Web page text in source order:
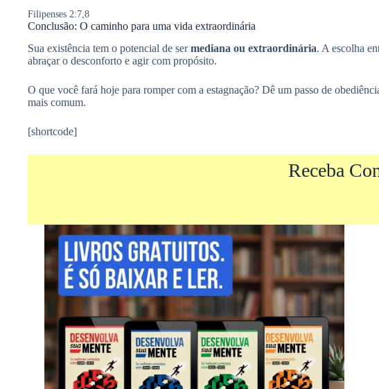
Filipenses 2:7,8
Conclusão: O caminho para uma vida extraordinária
Sua existência tem o potencial de sermediana ou extraordinária. A escolha
abraçar o desconforto e agir com propósito.
O que você fará hoje para romper com a estagnação? Dê um passo de
mais comum.
[shortcode]
Receba